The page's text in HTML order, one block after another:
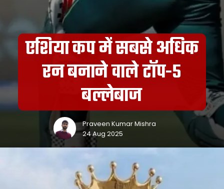
एशिया कप में सबसे अधिक
रन बनाने वाले टॉप-5
बल्लेबाज
Praveen Kumar Mishra
24 Aug 2025